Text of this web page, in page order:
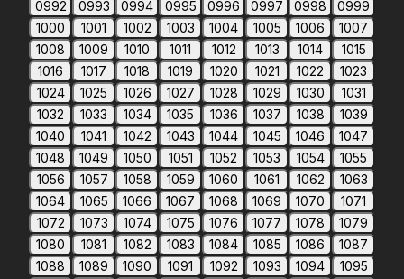
0992
0993 0994 0995 0996 0997 0998
0999
1000
1001 1002 1003 1004 1005 1006
1007
1008
1009 1010 1011 1012 1013 1014
1015
1016
1017 1018 1019 1020 1021 1022
1023
1024
1025 1026 1027 1028 1029 1030
1031
1032
1033 1034 1035 1036 1037 1038
1039
1040
1041 1042 1043 1044 1045 1046
1047
1048
1049 1050 1051 1052 1053 1054
1055
1056
1057 1058 1059 1060 1061 1062
1063
1064
1065 1066 1067 1068 1069 1070
1071
1072
1073 1074 1075 1076 1077 1078
1079
1080
1081 1082 1083 1084 1085 1086
1087
1088
1089 1090 1091 1092 1093 1094
1095